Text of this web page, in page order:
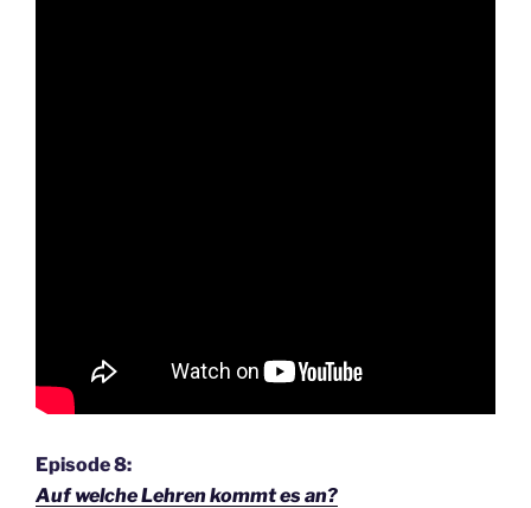
Episode 8:
Auf welche Lehren kommt es an?